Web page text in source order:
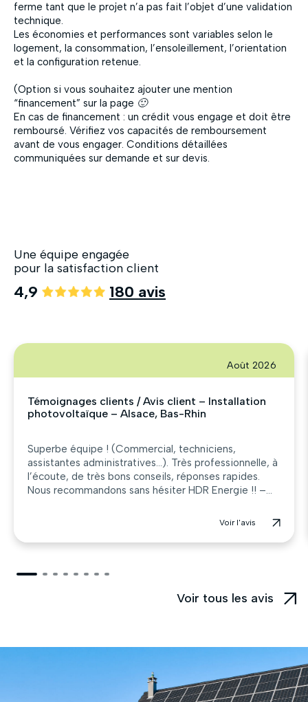
ferme tant que le projet n’a pas fait l’objet d’une validation
technique.
Les économies et performances sont variables selon le
logement, la consommation, l’ensoleillement, l’orientation
et la configuration retenue.
(Option si vous souhaitez ajouter une mention
“financement” sur la page 🙂
En cas de financement : un crédit vous engage et doit être
remboursé. Vérifiez vos capacités de remboursement
avant de vous engager. Conditions détaillées
communiquées sur demande et sur devis.
Une équipe engagée
pour la satisfaction client
4,9 180 avis
Août 2026
Témoignages clients / Avis client – Installation
photovoltaïque – Alsace, Bas-Rhin
Superbe équipe ! (Commercial, techniciens,
assistantes administratives…). Très professionnelle, à
l’écoute, de très bons conseils, réponses rapides.
Nous recommandons sans hésiter HDR Energie !! –...
Voir l'avis
Voir tous les avis